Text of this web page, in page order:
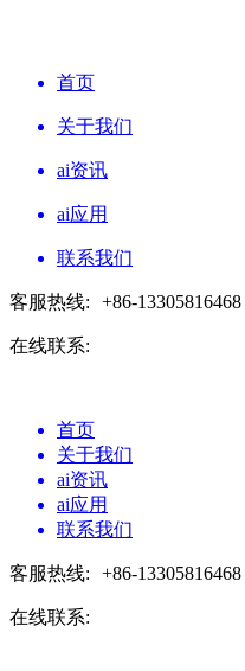
首页
关于我们
ai资讯
ai应用
联系我们
客服热线: +86-13305816468
在线联系:
首页
关于我们
ai资讯
ai应用
联系我们
客服热线: +86-13305816468
在线联系: